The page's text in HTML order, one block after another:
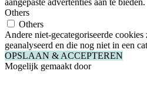
Others
Others
Andere niet-gecategoriseerde
geanalyseerd en die nog niet in een
OPSLAAN & ACCEPTEREN
Mogelijk gemaakt door